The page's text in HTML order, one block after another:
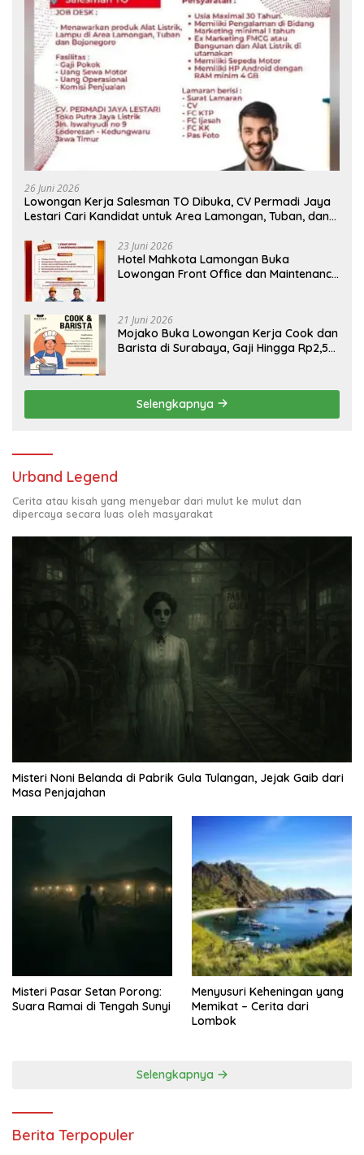
26 Juni 2026
Lowongan Kerja Salesman TO Dibuka, CV Permadi Jaya
Lestari Cari Kandidat untuk Area Lamongan, Tuban, dan
23 Juni 2026
Hotel Mahkota Lamongan Buka
Lowongan Front Office dan Maintenance
21 Juni 2026
Mojako Buka Lowongan Kerja Cook dan
Barista di Surabaya, Gaji Hingga Rp2,5
Selengkapnya
Urband Legend
Cerita atau kisah yang menyebar dari mulut ke mulut dan
dipercaya secara luas oleh masyarakat
Misteri Noni Belanda di Pabrik Gula Tulangan, Jejak Gaib dari
Masa Penjajahan
Misteri Pasar Setan Porong:
Suara Ramai di Tengah Sunyi
Menyusuri Keheningan yang
Memikat – Cerita dari
Lombok
Selengkapnya
Berita Terpopuler